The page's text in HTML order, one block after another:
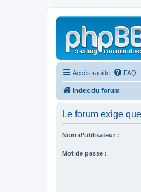
Accès rapide FAQ
Index du forum
Le forum exige
Nom d’utilisateur :
Mot de passe :